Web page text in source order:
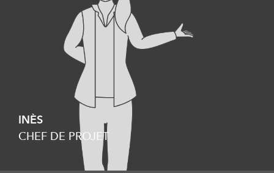
INÈS
CHEF DE PROJET